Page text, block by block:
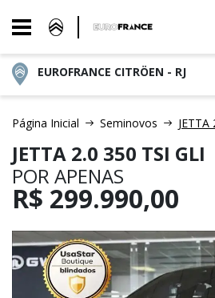
EUROFRANCE CITRÖEN - RJ
Página Inicial Seminovos JETTA
JETTA 2.0 350 TSI GLI
POR APENAS
R$ 299.990,00